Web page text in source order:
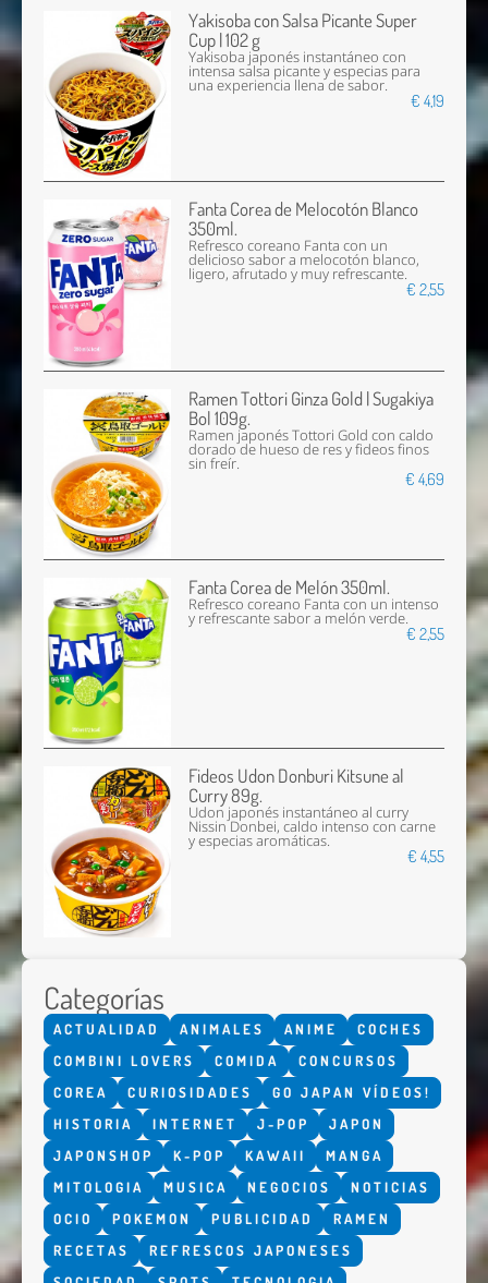
Yakisoba con Salsa Picante Super
Cup | 102 g
Yakisoba japonés instantáneo con
intensa salsa picante y especias para
una experiencia llena de sabor.
€ 4,19
Fanta Corea de Melocotón Blanco
350ml.
Refresco coreano Fanta con un
delicioso sabor a melocotón blanco,
ligero, afrutado y muy refrescante.
€ 2,55
Ramen Tottori Ginza Gold | Sugakiya
Bol 109g.
Ramen japonés Tottori Gold con caldo
dorado de hueso de res y fideos finos
sin freír.
€ 4,69
Fanta Corea de Melón 350ml.
Refresco coreano Fanta con un intenso
y refrescante sabor a melón verde.
€ 2,55
Fideos Udon Donburi Kitsune al
Curry 89g.
Udon japonés instantáneo al curry
Nissin Donbei, caldo intenso con carne
y especias aromáticas.
€ 4,55
Categorías
ACTUALIDAD ANIMALES ANIME
COCHES
COMBINI LOVERS
COMIDA
CONCURSOS
COREA
CURIOSIDADES
GO JAPAN VÍDEOS!
HISTORIA
INTERNET J-POP
JAPON
JAPONSHOP
K-POP KAWAII
MANGA
MITOLOGIA
MUSICA NEGOCIOS
NOTICIAS
OCIO
POKEMON PUBLICIDAD
RAMEN
RECETAS
REFRESCOS JAPONESES